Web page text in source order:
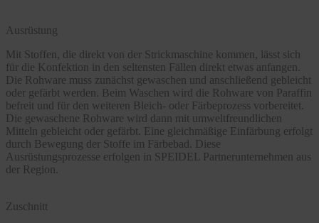
Ausrüstung
Mit Stoffen, die direkt von der Strickmaschine kommen, lässt sich
für die Konfektion in den seltensten Fällen direkt etwas anfangen.
Die Rohware muss zunächst gewaschen und anschließend gebleicht
oder gefärbt werden. Beim Waschen wird die Rohware von Paraffin
befreit und für den weiteren Bleich- oder Färbeprozess vorbereitet.
Die gewaschene Rohware wird dann mit umweltfreundlichen
Mitteln gebleicht oder gefärbt. Eine gleichmäßige Einfärbung erfolgt
durch Bewegung der Stoffe im Färbebad. Diese
Ausrüstungsprozesse erfolgen in SPEIDEL Partnerunternehmen aus
der Region.
Zuschnitt